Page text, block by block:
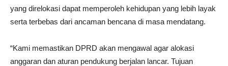
yang direlokasi dapat memperoleh kehidupan yang lebih layak
serta terbebas dari ancaman bencana di masa mendatang.
“Kami memastikan DPRD akan mengawal agar alokasi
anggaran dan aturan pendukung berjalan lancar. Tujuan